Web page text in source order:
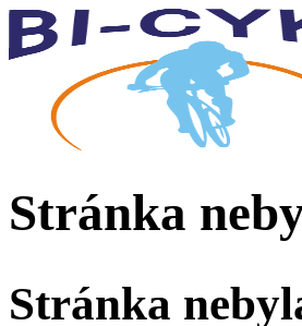
Stránka
Stránka